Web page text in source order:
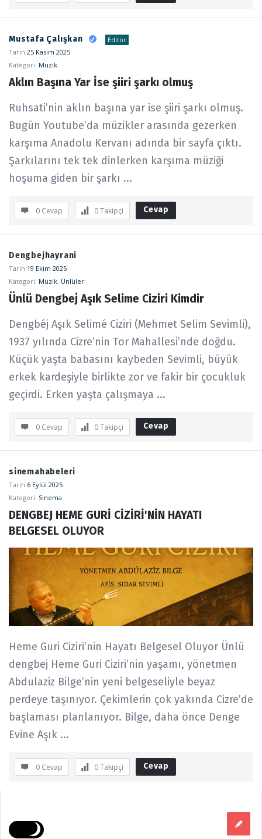
Mustafa Çalışkan
Editör
Tarih 25 Kasım 2025
Kategori: Müzik
Aklın Başına Yar İse şiiri şarkı olmuş
Ruhsati’nin aklın başına yar ise şiiri şarkı olmuş.
Bugün Youtube’da müzikler arasında gezerken
karşıma Anadolu Kervanı adında bir sayfa çıktı.
Şarkılarını tek tek dinlerken karşıma müziği
hoşuma giden bir şarkı ...
0 Cevap 0Takipçi Cevap
Dengbejhayrani
Tarih 19 Ekim 2025
Kategori: Müzik, Ünlüler
Ünlü Dengbej Aşık Selime Ciziri Kimdir
Dengbéj Aşık Selimé Ciziri (Mehmet Selim Sevimli),
1937 yılında Cizre’nin Tor Mahallesi’nde doğdu.
Küçük yaşta babasını kaybeden Sevimli, büyük
erkek kardeşiyle birlikte zor ve fakir bir çocukluk
geçirdi. Erken yaşta çalışmaya ...
0 Cevap 0Takipçi Cevap
sinemahabeleri
Tarih 6 Eylül 2025
Kategori: Sinema
DENGBEJ HEME GURİ CİZİRİ'NİN HAYATI
BELGESEL OLUYOR
Heme Guri Ciziri’nin Hayatı Belgesel Oluyor Ünlü
dengbej Heme Guri Ciziri’nin yaşamı, yönetmen
Abdulaziz Bilge’nin yeni belgeseliyle beyaz
perdeye taşınıyor. Çekimlerin çok yakında Cizre’de
başlaması planlanıyor. Bilge, daha önce Denge
Evine Aşık ...
0 Cevap 0Takipçi Cevap